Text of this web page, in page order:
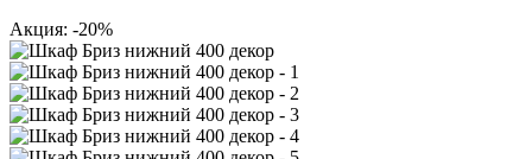
Акция: -20%